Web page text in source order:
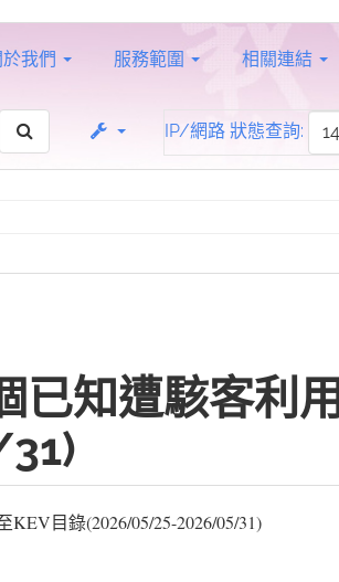
於我們 服務範圍 相關連結
IP/網路 狀態查詢:
已知遭駭客利
目錄(2026/05/25-2026/05/31)